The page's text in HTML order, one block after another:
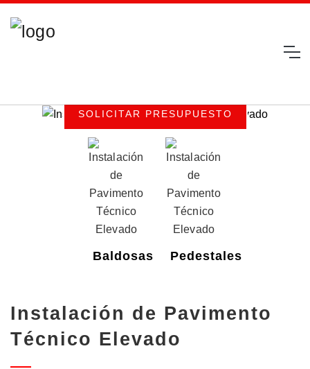
SOLICITAR PRESUPUESTO
Baldosas Pedestales
Instalación de Pavimento
Técnico Elevado